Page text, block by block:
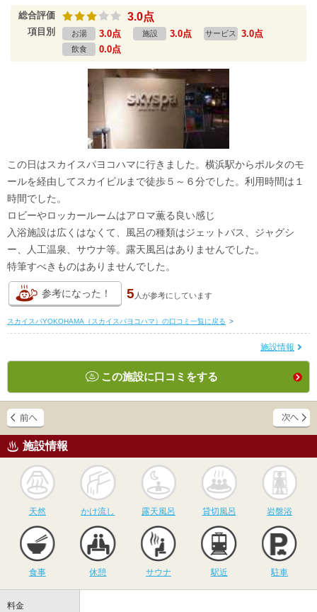
総合評価 3.0点
項目別 お湯 3.0点 施設 3.0点 サービス 3.0点
飲食 0.0点
この日はスカイスパヨコハマに行きました。横浜駅からポルタのモ
ールを経由してスカイビルまで徒歩５～６分でした。利用時間は１
時間でした。
ロビーやロッカールームはアロマ薫る良い感じ
入浴施設は広くはなくて、風呂の種類はジェットバス、ジャグシ
ー、人工温泉、サウナ等。露天風呂はありませんでした。
特筆すべきものはありませんでした。
参考になった！ 5 人が参考にしています
スカイスパYOKOHAMA（スカイスパヨコハマ）の口コミ一覧に戻る >
施設情報
この施設に口コミをする
施設情報
天然
かけ流し
かけ流し
露天風呂
露天風呂
貸切風呂
貸切風呂 岩盤浴
食事 休憩
サウナ
サウナ 駅近 駐車
料金